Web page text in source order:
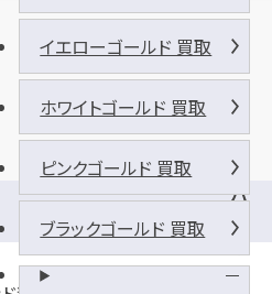
バ
ス
「
イエローゴールド 買取
ホワイトゴールド 買取
ピンクゴールド 買取
ブラックゴールド 買取